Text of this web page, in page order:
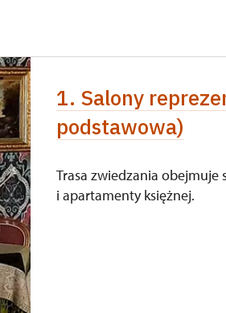
1. Salony
podstawowa)
Trasa zwiedzania obejmuje
i apartamenty księżnej.